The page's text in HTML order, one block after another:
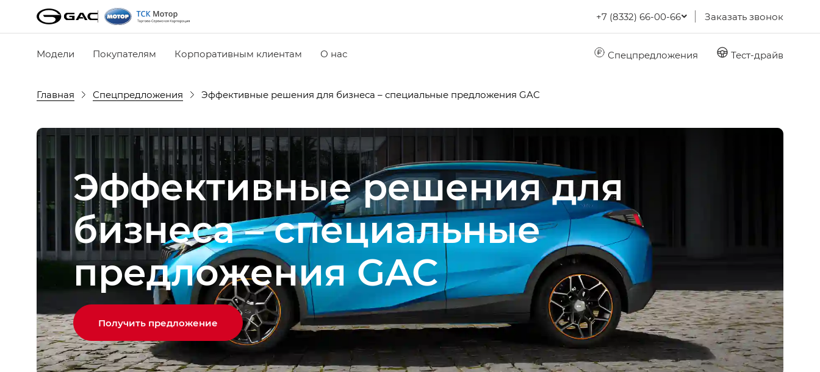
+7 (8332) 66-00-66 Заказать звонок
Модели Покупателям Корпоративным клиентам О нас Спецпредложения Тест-драйв
Главная Спецпредложения Эффективные решения для бизнеса – специальные предложения GAC
Эффективные решения для
бизнеса – специальные
предложения GAC
Получить предложение